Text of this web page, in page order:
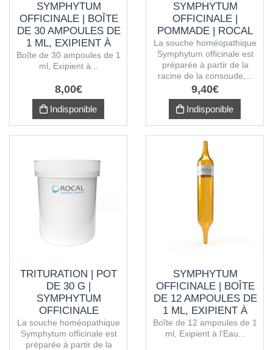
SYMPHYTUM
OFFICINALE | BOÎTE
DE 30 AMPOULES DE
1 ML, EXIPIENT À
L'ALCOOL
Boîte de 30 ampoules de 1
ml, Exipient à...
8,00€
Indisponible
SYMPHYTUM
OFFICINALE |
POMMADE | ROCAL
La souche homéopathique
Symphytum officinale est
préparée à partir de la
racine de la consoude,...
9,40€
Indisponible
TRITURATION | POT
DE 30 G |
SYMPHYTUM
OFFICINALE
La souche homéopathique
Symphytum officinale est
préparée à partir de la
SYMPHYTUM
OFFICINALE | BOÎTE
DE 12 AMPOULES DE
1 ML, EXIPIENT À
L'EAU PURIFIÉE
Boîte de 12 ampoules de 1
ml, Exipient à l'Eau...